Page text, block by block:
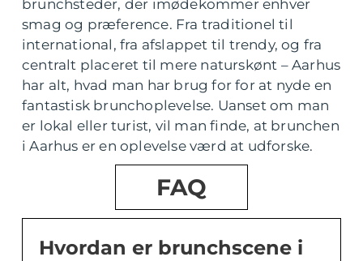
brunchsteder, der imødekommer enhver
smag og præference. Fra traditionel til
international, fra afslappet til trendy, og fra
centralt placeret til mere naturskønt – Aarhus
har alt, hvad man har brug for for at nyde en
fantastisk brunchoplevelse. Uanset om man
er lokal eller turist, vil man finde, at brunchen
i Aarhus er en oplevelse værd at udforske.
FAQ
Hvordan er brunchscene i